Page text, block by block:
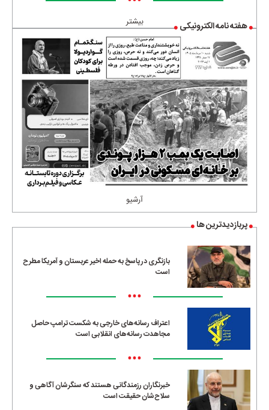
بیشتر هفته نامه الکترونیکی
آرشیو
پربازدیدترین ها
بازنگری در پاسخ به حمله اخیر عربستان و آمریکا مطرح
است
•••
اعتراف رسانه‌های خارجی به شکست ترامپ حاصل
مجاهدت رسانه‌های انقلابی است
•••
خبرنگاران رزمندگانی هستند که سنگرشان آگاهی و
سلاح‌شان حقیقت است